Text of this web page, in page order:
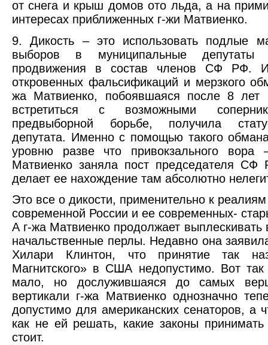
от снега и крыш домов ото льда, а на
интересах приближенных г-жи Матвиенко.
9. Дикость – это использовать подлые
выборов в муниципальные депутаты
продвижения в состав членов СФ РФ.
откровенных фальсификаций и мерзкого
жа Матвиенко, побоявшаяся после 8 лет
встретиться с возможными
предвыборной борьбе, получила
депутата. Именно с помощью такого
уровню разве что привокзального вора
Матвиенко заняла пост председателя СФ
делает ее нахождение там абсолютно
Это все о дикости, применительно к
современной России и ее современных-
А г-жа Матвиенко продолжает выплескивать
начальственные перлы. Недавно она
Хилари Клинтон, что принятие так
Магнитского» в США недопустимо. Вот
мало, но дослужившаяся до самых
вертикали г-жа Матвиенко однозначно
допустимо для американских сенаторов, а
как не ей решать, какие законы
стоит.